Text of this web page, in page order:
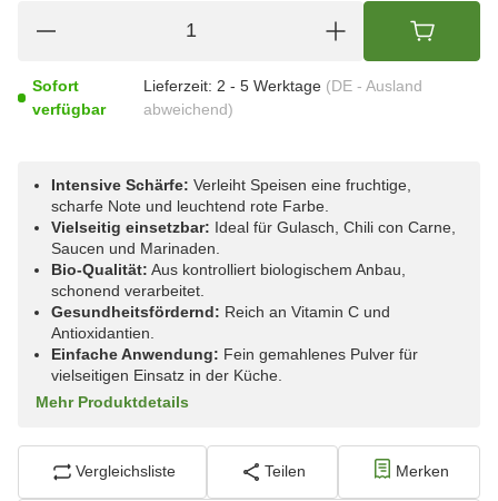
Sofort
verfügbar
Lieferzeit: 2 - 5 Werktage (DE - Ausland
abweichend)
Intensive Schärfe: Verleiht Speisen eine fruchtige,
scharfe Note und leuchtend rote Farbe.
Vielseitig einsetzbar: Ideal für Gulasch, Chili con Carne,
Saucen und Marinaden.
Bio-Qualität: Aus kontrolliert biologischem Anbau,
schonend verarbeitet.
Gesundheitsfördernd: Reich an Vitamin C und
Antioxidantien.
Einfache Anwendung: Fein gemahlenes Pulver für
vielseitigen Einsatz in der Küche.
Mehr Produktdetails
Vergleichsliste Teilen Merken